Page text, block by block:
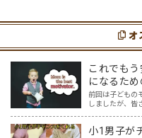
youtubeやゲーム、アプリだ…
オ
これでも
になるた
前回は子どもの
しましたが、皆
小1男子が